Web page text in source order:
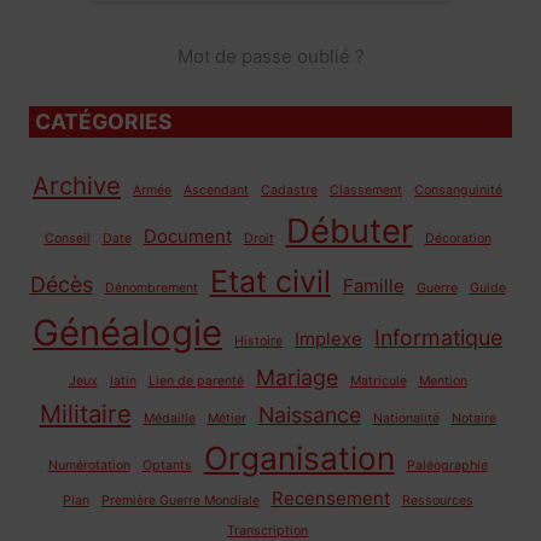
Mot de passe oublié ?
CATÉGORIES
Archive Armée Ascendant Cadastre Classement Consanguinité
Conseil Date Document Droit Débuter Décoration
Décès Dénombrement Etat civil Famille Guerre Guide
Généalogie Histoire Implexe Informatique
Jeux latin Lien de parenté Mariage Matricule Mention
Militaire Médaille Métier Naissance Nationalité Notaire
Numérotation Optants Organisation Paléographie
Plan Première Guerre Mondiale Recensement
Ressources
Transcription